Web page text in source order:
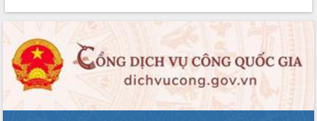
cách mạng
văn hóa, thể thao đáp ứng yêu cầu
phát triển mới
Thường trực HĐND tỉnh Đắk Lắk gặp
mặt Đoàn chuyên gia y tế TP. Hồ Chí
LIÊN KẾT WEB